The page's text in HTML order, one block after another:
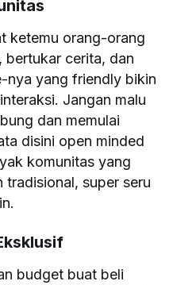
ketemu orang-orang
bertukar cerita, dan
nya yang friendly bikin
Jangan malu
dan memulai
disini open minded
komunitas yang
tradisional, super seru
budget buat beli